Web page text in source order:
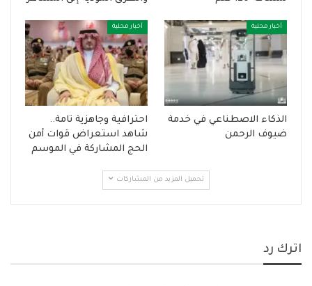
أخبار محلية
الذكاء الاصطناعي في خدمة
ضيوف الرحمن
أخبار محلية
احترافية وجاهزية تامة..
شاهد استعراض قوات أمن
الحج المشاركة في الموسم
تحميل المزيد من المشاركات
اترك رد